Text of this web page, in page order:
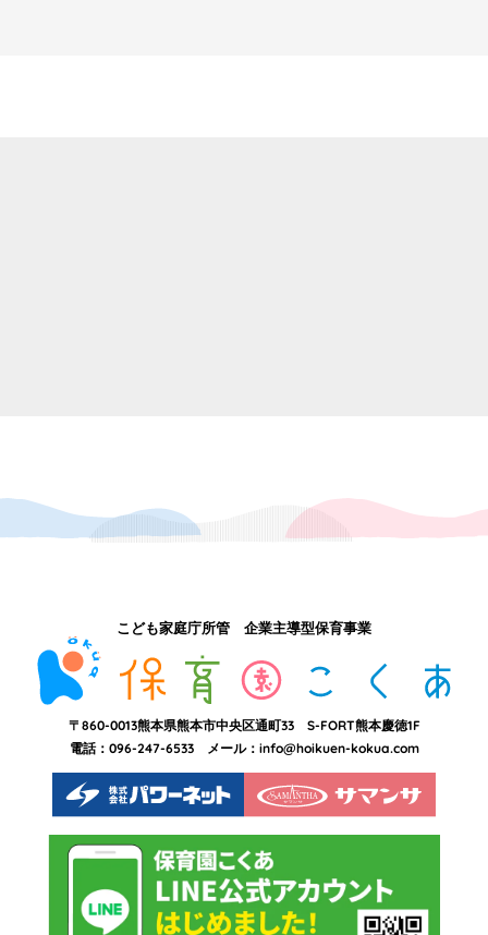
こども家庭庁所管 企業主導型保育事業
〒860-0013熊本県熊本市中央区通町33
S-FORT熊本慶徳1F
電話：096-247-6533 メール： info@hoikuen-kokua.com